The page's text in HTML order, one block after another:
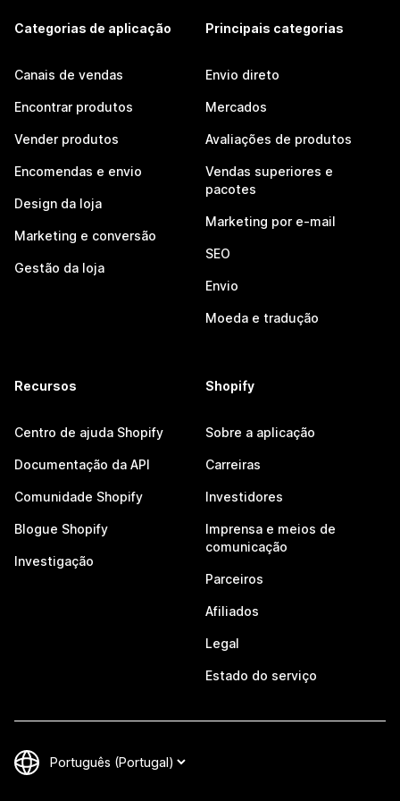
Categorias de aplicação
Canais de vendas
Encontrar produtos
Vender produtos
Encomendas e envio
Design da loja
Marketing e conversão
Gestão da loja
Principais categorias
Envio direto
Mercados
Avaliações de produtos
Vendas superiores e
pacotes
Marketing por e-mail
SEO
Envio
Moeda e tradução
Recursos
Centro de ajuda Shopify
Documentação da API
Comunidade Shopify
Blogue Shopify
Investigação
Shopify
Sobre a aplicação
Carreiras
Investidores
Imprensa e meios de
comunicação
Parceiros
Afiliados
Legal
Estado do serviço